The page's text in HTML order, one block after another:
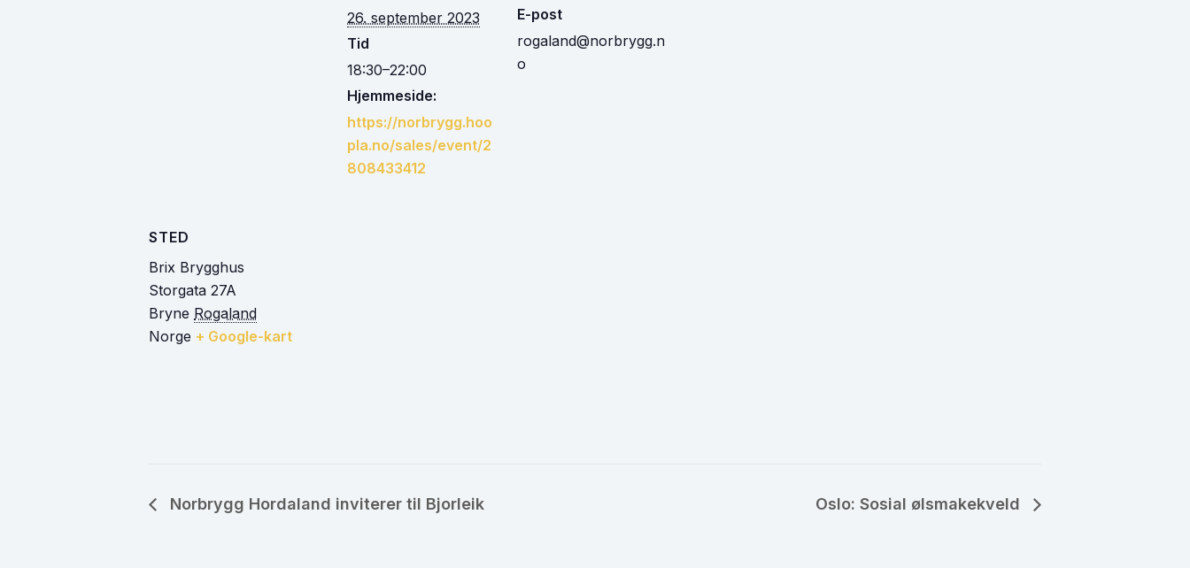
26. september 2023
Tid
18:30–22:00
Hjemmeside:
https://norbrygg.hoo
pla.no/sales/event/2
808433412
E-post
rogaland@norbrygg.n
o
STED
Brix Brygghus
Storgata 27A
Bryne Rogaland
Norge + Google-kart
Norbrygg Hordaland inviterer til Bjorleik Oslo: Sosial ølsmakekveld